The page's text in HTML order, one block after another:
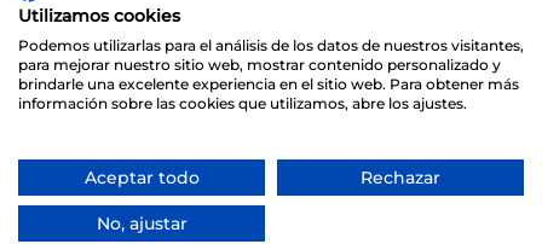
© 2026 Club Deportivo Básico San Ignacio Torrelodones
Sitio web creado y mantenido por especialistasweb.es
Utilizamos cookies
Podemos utilizarlas para el análisis de los datos de nuestros visitantes,
para mejorar nuestro sitio web, mostrar contenido personalizado y
brindarle una excelente experiencia en el sitio web. Para obtener más
información sobre las cookies que utilizamos, abre los ajustes.
Aceptar todo Rechazar
No, ajustar